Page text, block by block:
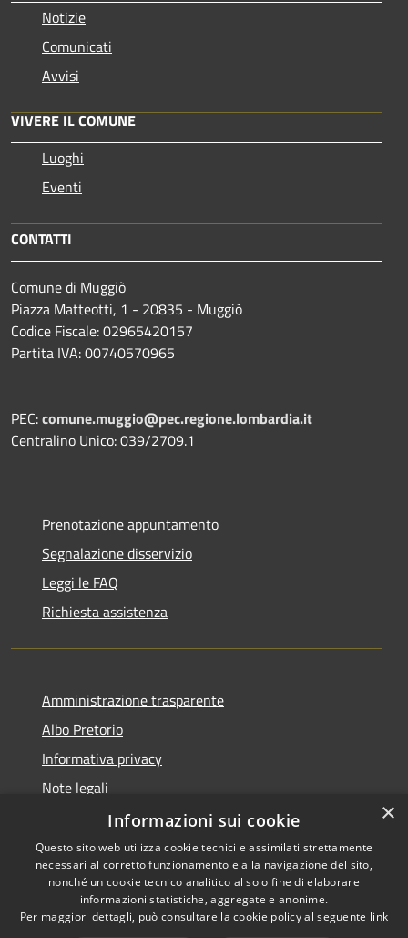
Notizie
Comunicati
Avvisi
VIVERE IL COMUNE
Luoghi
Eventi
CONTATTI
Comune di Muggiò
Piazza Matteotti, 1 - 20835 - Muggiò
Codice Fiscale: 02965420157
Partita IVA: 00740570965
PEC:comune.muggio@pec.regione.lombardia.it
Centralino Unico: 039/2709.1
Prenotazione appuntamento
Segnalazione disservizio
Leggi le FAQ
Richiesta assistenza
Amministrazione trasparente
Albo Pretorio
Informativa privacy
Note legali
Dichiarazione di accessibilità
RSS
Accessibilità
Copyright © 2026 • Comune di
×
Informazioni sui cookie
Questo sito web utilizza cookie tecnici e assimilati strettamente
necessari al corretto funzionamento e alla navigazione del sito,
nonché un cookie tecnico analitico al solo fine di elaborare
informazioni statistiche, aggregate e anonime.
Per maggiori dettagli, può consultare la cookie policy al seguente link